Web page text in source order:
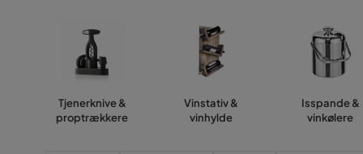
Tjenerknive &
proptrækkere
Vinstativ &
vinhylde
Isspande &
vinkølere